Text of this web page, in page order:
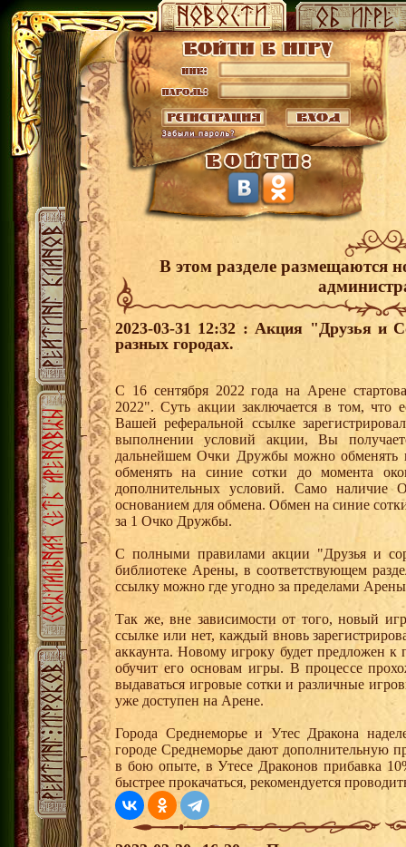
В этом разделе размещаются
2023-03-31 12:32 : Акция "Друзья и
разных городах.
С 16 сентября 2022 года на Арене
2022". Суть акции заключается в том, что
Вашей реферальной ссылке
выполнении условий акции, Вы
дальнейшем Очки Дружбы можно
обменять на синие сотки до момента
дополнительных условий. Само наличие
основанием для обмена. Обмен на синие
за 1 Очко Дружбы.
С полными правилами акции "Друзья и
библиотеке Арены, в соответствующем
ссылку можно где угодно за пределами
Так же, вне зависимости от того, новый
ссылке или нет, каждый вновь
аккаунта. Новому игроку будет предложен
обучит его основам игры. В процессе
выдаваться игровые сотки и различные
уже доступен на Арене.
Города Среднеморье и Утес Дракона
городе Среднеморье дают дополнительную
в бою опыте, в Утесе Драконов прибавка
быстрее прокачаться, рекомендуется